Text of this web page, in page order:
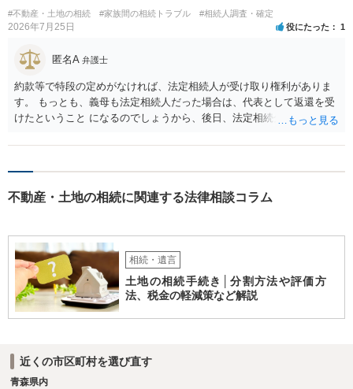
#不動産・土地の相続 #家族間の相続トラブル #相続人調査・確定
2026年7月25日 役にたった 1
匿名A 弁護士
約款等で特段の定めがなければ、法定相続人が受け取り権利がありま
す。 もっとも、義母も法定相続人だった場合は、代表として返還を受
けたということ になるのでしょうから、後日、法定相続分に基づいて
不動産・土地の相続に関連する法律相談コラム
相続・遺言
土地の相続手続き│分割方法や評価方
法、税金の軽減策など解説
近くの市区町村を選び直す
青森県内